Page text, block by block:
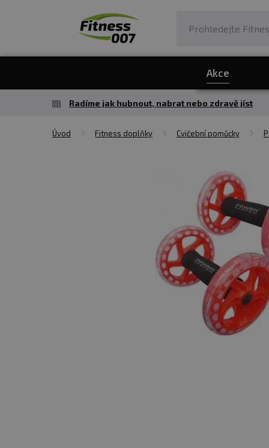
Akce
Radíme jak hubnout, nabrat nebo zdravě jíst
Úvod Fitness doplňky Cvičební pomůcky